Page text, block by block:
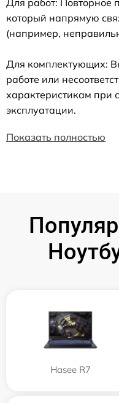
Для работ: Повторное
который напрямую
(например,
Для комплектующих:
работе или
характеристикам при
эксплуатации.
Показать полностью
Hasee R7